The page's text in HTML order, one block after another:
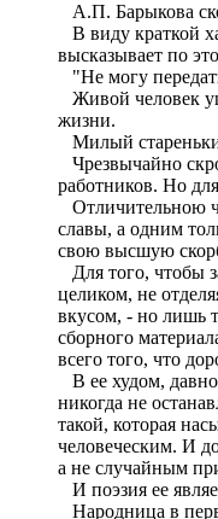
А.П. Барыкова
В виду краткой
высказывает по
"Не могу
Живой человек
жизни.
Милый
Чрезвычайно
работников. Но
Отличительною
славы, а одним
свою высшую
Для того, чтобы
целиком, не
вкусом, - но лишь
сборного
всего того, что
В ее худом,
никогда не
такой, которая
человеческим. И
а не случайным
И поэзия ее
Народница в